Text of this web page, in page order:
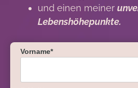
und einen meiner
Lebenshöhepunkte.
Vorname*